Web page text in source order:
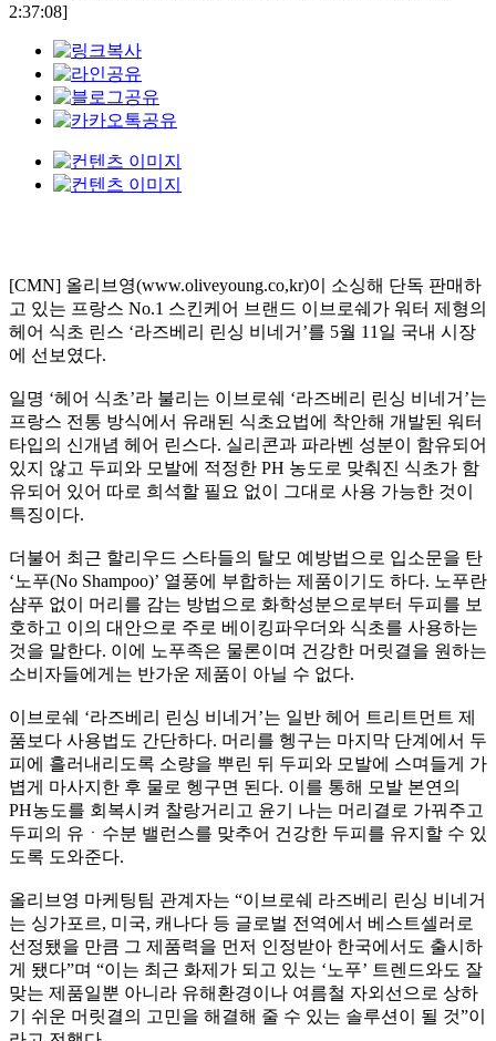
2:37:08]
[CMN] 올리브영(www.oliveyoung.co,kr)이 소싱해 단독 판매하
고 있는 프랑스 No.1 스킨케어 브랜드 이브로쉐가 워터 제형의
헤어 식초 린스 ‘라즈베리 린싱 비네거 ’를 5월 11 일 국내 시장
에 선보였다.
일명 ‘헤어 식초’라 불리는 이브로쉐 ‘라즈베리 린싱 비네거 ’는
프랑스 전통 방식에서 유래된 식초요법에 착안해 개발된 워터
타입의 신개념 헤어 린스다. 실리콘과 파라벤 성분이 함유되어
있지 않고 두피와 모발에 적정한 PH 농도로 맞춰진 식초가 함
유되어 있어 따로 희석할 필요 없이 그대로 사용 가능한 것이
특징이다.
더불어 최근 할리우드 스타들의 탈모 예방법으로 입소문을 탄
‘노푸(No Shampoo)’ 열풍에 부합하는 제품이기도 하다. 노푸란
샴푸 없이 머리를 감는 방법으로 화학성분으로부터 두피를 보
호하고 이의 대안으로 주로 베이킹파우더와 식초를 사용하는
것을 말한다. 이에 노푸족은 물론이며 건강한 머릿결을 원하는
소비자들에게는 반가운 제품이 아닐 수 없다.
이브로쉐 ‘라즈베리 린싱 비네거 ’는 일반 헤어 트리트먼트 제
품보다 사용법도 간단하다. 머리를 헹구는 마지막 단계에서 두
피에 흘러내리도록 소량을 뿌린 뒤 두피와 모발에 스며들게 가
볍게 마사지한 후 물로 헹구면 된다. 이를 통해 모발 본연의
PH농도를 회복시켜 찰랑거리고 윤기 나는 머리결로 가꿔주고
두피의 유 ㆍ 수분 밸런스를 맞추어 건강한 두피를 유지할 수 있
도록 도와준다.
올리브영 마케팅팀 관계자는 “이브로쉐 라즈베리 린싱 비네거
는 싱가포르, 미국, 캐나다 등 글로벌 전역에서 베스트셀러로
선정됐을 만큼 그 제품력을 먼저 인정받아 한국에서도 출시하
게 됐다”며 “이는 최근 화제가 되고 있는 ‘노푸’ 트렌드와도 잘
맞는 제품일뿐 아니라 유해환경이나 여름철 자외선으로 상하
기 쉬운 머릿결의 고민을 해결해 줄 수 있는 솔루션이 될 것”이